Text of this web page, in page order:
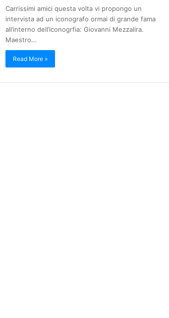
Carrissimi amici questa volta vi propongo un
intervista ad un iconografo ormai di grande fama
all’interno dell’iconogrfia: Giovanni Mezzalira.
Maestro…
Read More »